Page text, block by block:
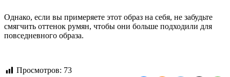
Однако, если вы примеряете этот образ на себя, не забудьте
смягчить оттенок румян, чтобы они больше подходили для
повседневного образа.
Просмотров: 73